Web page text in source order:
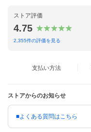
ストア評価
4.75
2,355件の評価を見る
支払い方法
ストアからのお知らせ
■よくある質問はこちら